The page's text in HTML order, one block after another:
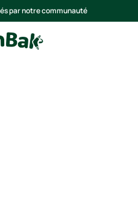
par notre communauté